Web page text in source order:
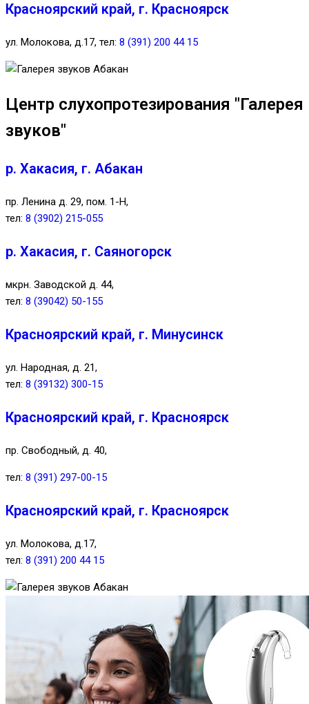
Красноярский край, г. Красноярск
ул. Молокова, д.17, тел: 8 (391) 200 44 15
Центр слухопротезирования "Галерея
звуков"
р. Хакасия, г. Абакан
пр. Ленина д. 29, пом. 1-Н,
тел: 8 (3902) 215-055
р. Хакасия, г. Саяногорск
мкрн. Заводской д. 44,
тел: 8 (39042) 50-155
Красноярский край, г. Минусинск
ул. Народная, д. 21,
тел: 8 (39132) 300-15
Красноярский край, г. Красноярск
пр. Свободный, д. 40,
тел: 8 (391) 297-00-15
Красноярский край, г. Красноярск
ул. Молокова, д.17,
тел: 8 (391) 200 44 15